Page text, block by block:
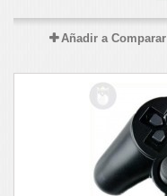
Añadir a Comparar